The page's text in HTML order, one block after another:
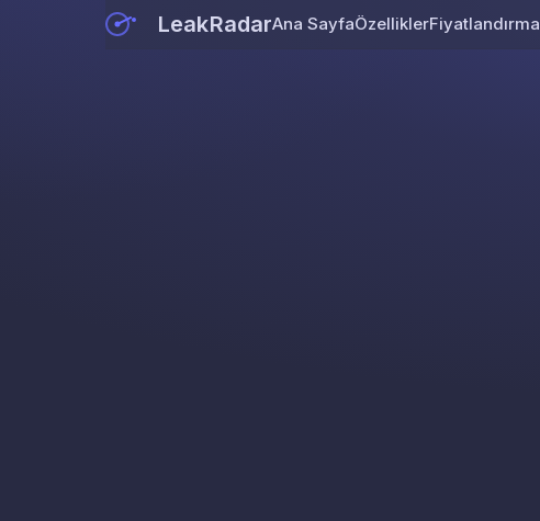
LeakRadarAna SayfaÖzelliklerFiyatlandırma